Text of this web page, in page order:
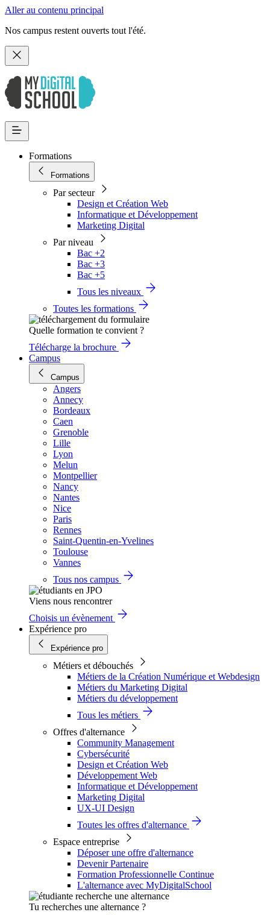
Aller au contenu principal
Nos campus restent ouverts tout l'été.
Formations
Formations
Par secteur
Design et Création Web
Informatique et Développement
Marketing Digital
Par niveau
Bac +2
Bac +3
Bac +5
Tous les niveaux
Toutes les formations
Quelle formation te convient ?
Télécharge la brochure
Campus
Campus
Angers
Annecy
Bordeaux
Caen
Grenoble
Lille
Lyon
Melun
Montpellier
Nancy
Nantes
Nice
Paris
Rennes
Saint-Quentin-en-Yvelines
Toulouse
Vannes
Tous nos campus
Viens nous rencontrer
Choisis un évènement
Expérience pro
Expérience pro
Métiers et débouchés
Métiers de la Création Numérique et Webdesign
Métiers du Marketing Digital
Métiers du développement
Tous les métiers
Offres d'alternance
Community Management
Cybersécurité
Design et Création Web
Développement Web
Informatique et Développement
Marketing Digital
UX-UI Design
Toutes les offres d'alternance
Espace entreprise
Déposer une offre d'alternance
Devenir Partenaire
Formation Professionnelle Continue
L'alternance avec MyDigitalSchool
Tu recherches une alternance ?